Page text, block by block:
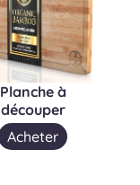
Planche à
découper
Acheter